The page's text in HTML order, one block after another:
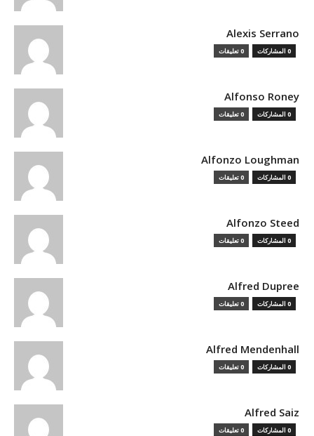
Alexis Serrano
0 المشاركات 0 تعليقات
Alfonso Roney
0 المشاركات 0 تعليقات
Alfonzo Loughman
0 المشاركات 0 تعليقات
Alfonzo Steed
0 المشاركات 0 تعليقات
Alfred Dupree
0 المشاركات 0 تعليقات
Alfred Mendenhall
0 المشاركات 0 تعليقات
Alfred Saiz
0 المشاركات 0 تعليقات